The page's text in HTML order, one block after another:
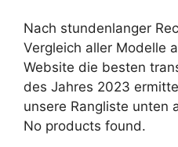
Nach stundenlanger
Vergleich aller Modelle
Website die besten
des Jahres 2023
unsere Rangliste unten
No products found.